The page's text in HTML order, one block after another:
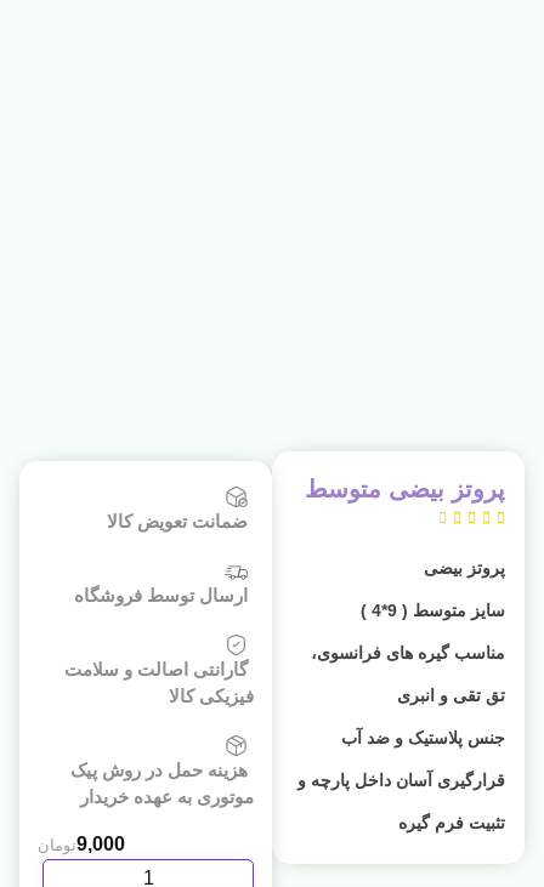
پروتز بیضی متوسط





پروتز بیضی
سایز متوسط ( 9*4 )
مناسب گیره های فرانسوی،
تق تقی و انبری
جنس پلاستیک و ضد آب
قرارگیری آسان داخل پارچه و
تثبیت فرم گیره
ضمانت تعویض کالا
ارسال توسط فروشگاه
گارانتی اصالت و سلامت
فیزیکی کالا
هزینه حمل در روش پیک
موتوری به عهده خریدار
9,000تومان